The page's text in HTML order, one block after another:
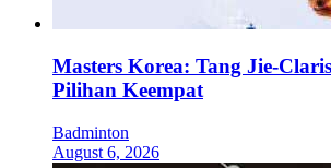
Masters Korea: Tang Jie-
Pilihan Keempat
Badminton
August 6, 2026